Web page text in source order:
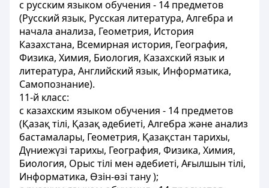
с русским языком обучения - 14 предметов
(Русский язык, Русская литература, Алгебра и
начала анализа, Геометрия, История
Казахстана, Всемирная история, География,
Физика, Химия, Биология, Казахский язык и
литература, Английский язык, Информатика,
Самопознание).
11-й класс:
с казахским языком обучения - 14 предметов
(Қазақ тілі, Қазақ әдебиеті, Алгебра және анализ
бастамалары, Геометрия, Қазақстан тарихы,
Дүниежүзі тарихы, География, Физика, Химия,
Биология, Орыс тілі мен әдебиетi, Ағылшын тілі,
Информатика, Өзін-өзі тану );